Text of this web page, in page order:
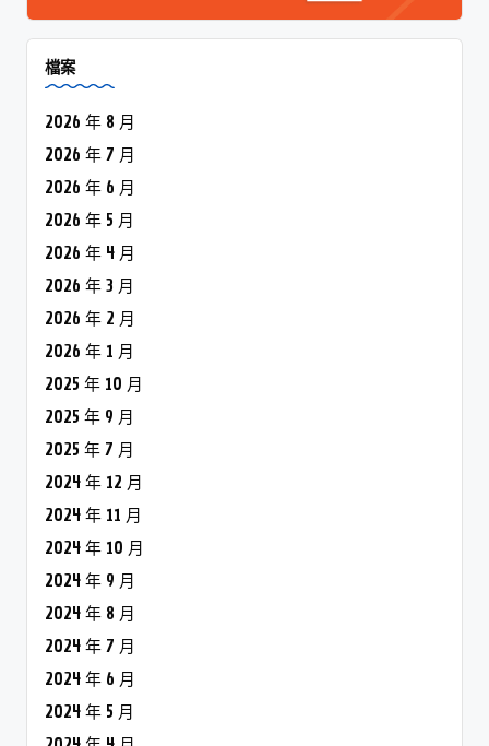
檔案
2026 年 8 月
2026 年 7 月
2026 年 6 月
2026 年 5 月
2026 年 4 月
2026 年 3 月
2026 年 2 月
2026 年 1 月
2025 年 10 月
2025 年 9 月
2025 年 7 月
2024 年 12 月
2024 年 11 月
2024 年 10 月
2024 年 9 月
2024 年 8 月
2024 年 7 月
2024 年 6 月
2024 年 5 月